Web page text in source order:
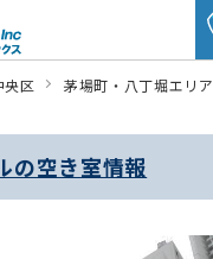
央区 茅場町・八丁堀エリア
の空き室情報